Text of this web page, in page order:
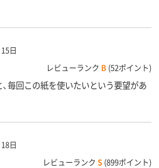
500枚
）
mm）、A4
日
レビューランク B (52ポイント)
毎回この紙を使いたいという要望があ
日
レビューランク S (899ポイント)